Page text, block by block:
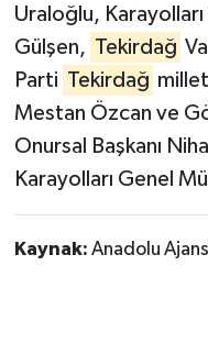
Uraloğlu,
Gülşen, Tekirdağ
Parti Tekirdağ
Mestan Özcan ve
Onursal Başkanı
Karayolları Genel
Kaynak: Anadolu